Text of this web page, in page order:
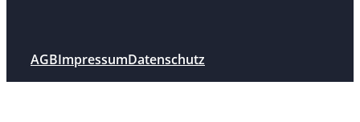
AGBImpressumDatenschutz